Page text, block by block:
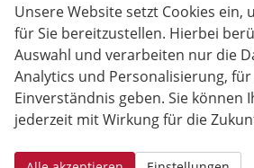
Kilometerstand
Lackierung
Leergewicht
Nichtraucher-Fahrzeug
Polsterung
Unsere Website setzt Cookies ein,
für Sie bereitzustellen. Hierbei
Auswahl und verarbeiten nur die
Analytics und Personalisierung,
Einverständnis geben. Sie können
jederzeit mit Wirkung für die